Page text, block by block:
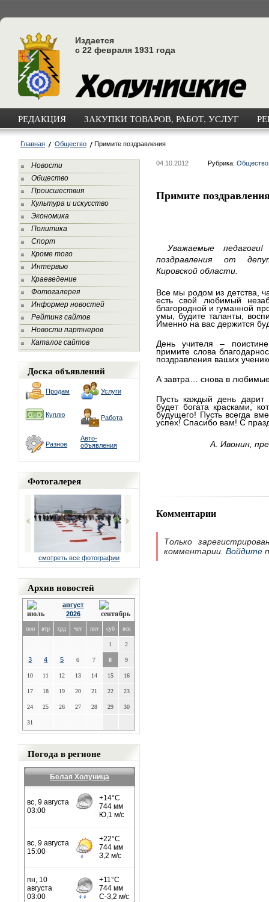
Издается
с 22 февраля 1931 года
РЕДАКЦИЯ ЗАКУПКИ ТОВАРОВ, РАБОТ, УСЛУГ
Главная Общество Примите поздравления
Новости
Общество
Происшествия
Культура и искусство
Экономика
Политика
Спорт
Кроме того
Интервью
Краеведение
Фотогалерея
Информер новостей
Рейтинг сайтов
Новости партнеров
Каталог сайтов
Доска объявлений
Продам Услуги
Куплю Работа
Разное
Авто-
объявления
Фотогалерея
смотреть все фотографии
Архив новостей
август
2026
пон втр срд чет пят суб вск
1 2
3 4 5 6 7 8 9
10 11 12 13 14 15 16
17 18 19 20 21 22 23
24 25 26 27 28 29 30
31
Погода в регионе
Белая Холуница
04.10.2012 Рубрика: Общество
Примите
Уважаемые
поздравления от
Кировской области.
Все мы родом из детства,
есть свой любимый
благородной и гуманной
умы, будите таланты,
Именно на вас держится
День учителя –
примите слова
поздравления ваших
А завтра… снова в
Пусть каждый день дарит
будет богата красками,
будущего! Пусть всегда
успех! Спасибо вам! С
А. Ивонин
Комментарии
Только
комментарии. Войдите